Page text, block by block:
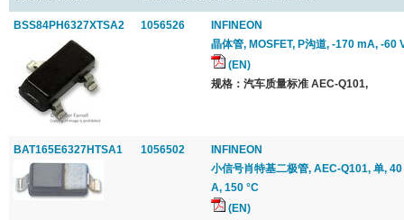
BSS84PH6327XTSA2 1056526
INFINEON
晶体管, MOSFET, P沟道, -170 mA, -60
(EN)
规格：汽车质量标准 AEC-Q101,
BAT165E6327HTSA1 1056502
INFINEON
小信号肖特基二极管, AEC-Q101, 单,
A, 150 °C
(EN)